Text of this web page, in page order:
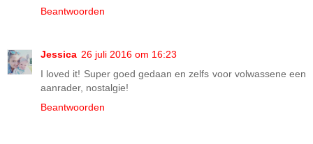
Beantwoorden
Jessica 26 juli 2016 om 16:23
I loved it! Super goed gedaan en zelfs voor volwassene een
aanrader, nostalgie!
Beantwoorden